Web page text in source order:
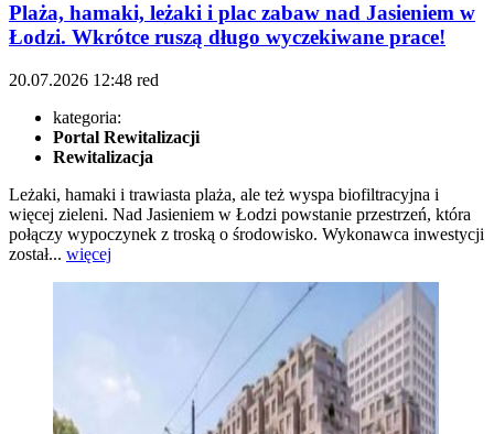
Plaża, hamaki, leżaki i plac zabaw nad Jasieniem w
Łodzi. Wkrótce ruszą długo wyczekiwane prace!
20.07.2026 12:48 red
kategoria:
Portal Rewitalizacji
Rewitalizacja
Leżaki, hamaki i trawiasta plaża, ale też wyspa biofiltracyjna i
więcej zieleni. Nad Jasieniem w Łodzi powstanie przestrzeń, która
połączy wypoczynek z troską o środowisko. Wykonawca inwestycji
został... więcej